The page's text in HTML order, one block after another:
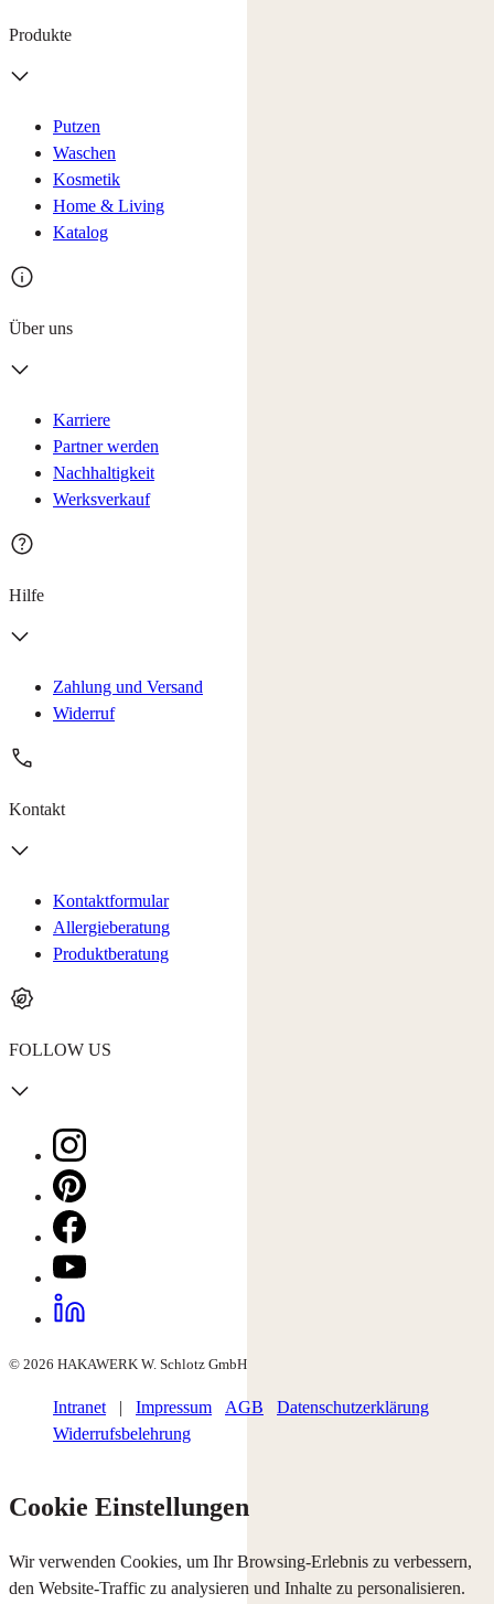
Produkte
Putzen
Waschen
Kosmetik
Home & Living
Katalog
Über uns
Karriere
Partner werden
Nachhaltigkeit
Werksverkauf
Hilfe
Zahlung und Versand
Widerruf
Kontakt
Kontaktformular
Allergieberatung
Produktberatung
FOLLOW US
© 2026 HAKAWERK W. Schlotz GmbH
Intranet | Impressum AGB
Datenschutzerklärung
Widerrufsbelehrung
Cookie Einstellungen
Wir verwenden Cookies, um Ihr Browsing-Erlebnis zu verbessern,
den Website-Traffic zu analysieren und Inhalte zu personalisieren.